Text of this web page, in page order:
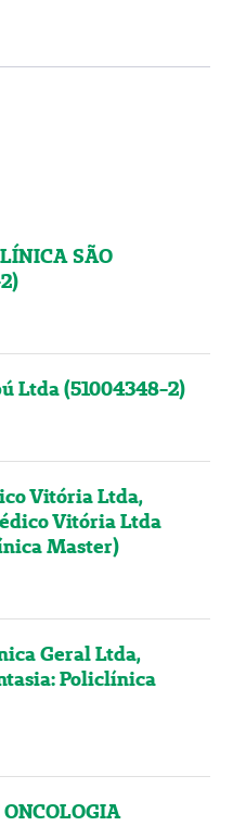
SÃO
Ltda (51004348-2)
Vitória Ltda,
Vitória Ltda
Master)
Geral Ltda,
Policlínica